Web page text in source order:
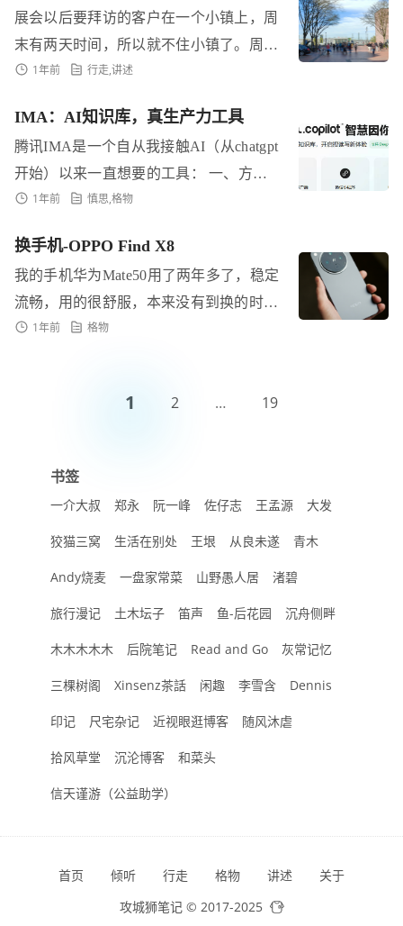
展会以后要拜访的客户在一个小镇上，周
末有两天时间，所以就不住小镇了。周边
比较大的城市是科隆，再就是多特蒙德，
所...
1年前 行走,讲述
IMA：AI知识库，真生产力工具
腾讯IMA是一个自从我接触AI（从chatgpt
开始）以来一直想要的工具： 一、方便
使用且能联网的AI大模型： IMA是腾讯
1年前 慎思,格物
换手机-OPPO Find X8
我的手机华为Mate50用了两年多了，稳定
流畅，用的很舒服，本来没有到换的时
候。去年有一次不小心磕碎了外屏玻璃，
1年前 格物
1 2 … 19
书签
一介大叔 郑永 阮一峰 佐仔志 王孟源 大发
狡猫三窝 生活在别处 王垠 从良未遂 青木
Andy烧麦 一盘家常菜 山野愚人居 渚碧
旅行漫记 土木坛子 笛声 鱼-后花园 沉舟侧畔
木木木木木 后院笔记 Read and Go 灰常记忆
三棵树阁 Xinsenz茶話 闲趣 李雪含 Dennis
印记 尺宅杂记 近视眼逛博客 随风沐虐
拾风草堂 沉沦博客 和菜头
信天谨游（公益助学）
首页 倾听 行走 格物 讲述
关于
攻城狮笔记 © 2017-2025